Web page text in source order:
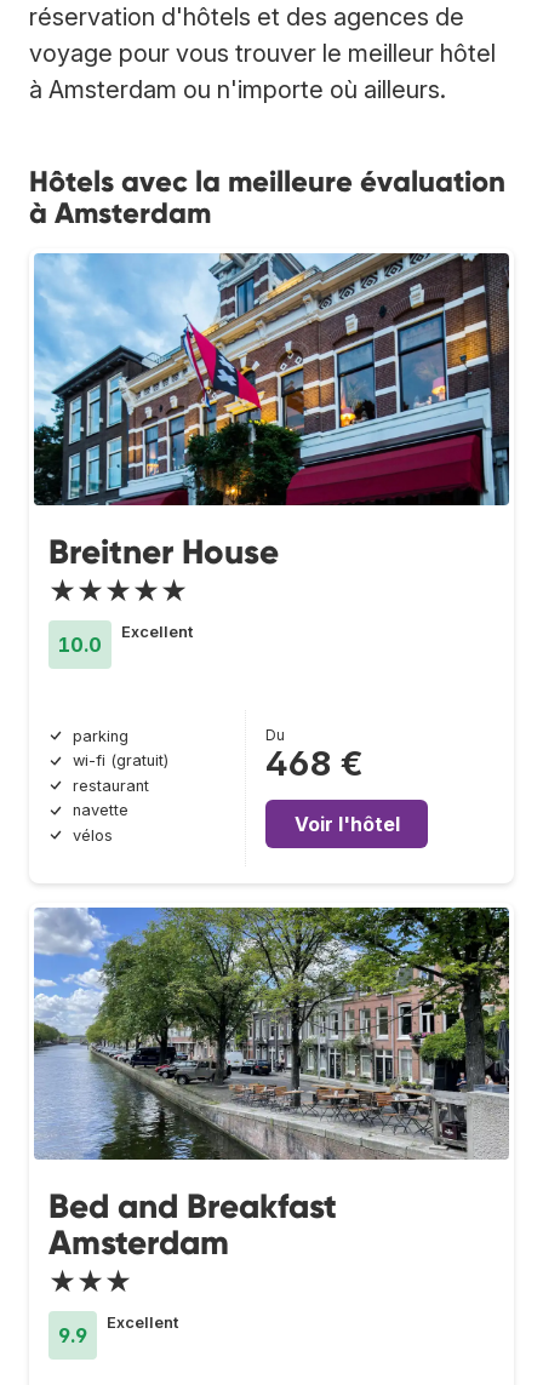
réservation d'hôtels et des agences de
voyage pour vous trouver le meilleur hôtel
à Amsterdam ou n'importe où ailleurs.
Hôtels avec la meilleure évaluation
à Amsterdam
Breitner House
★★★★★
10.0
Excellent
parking
wi-fi (gratuit)
restaurant
navette
vélos
Du
468 €
Voir l'hôtel
Bed and Breakfast
Amsterdam
★★★
9.9
Excellent